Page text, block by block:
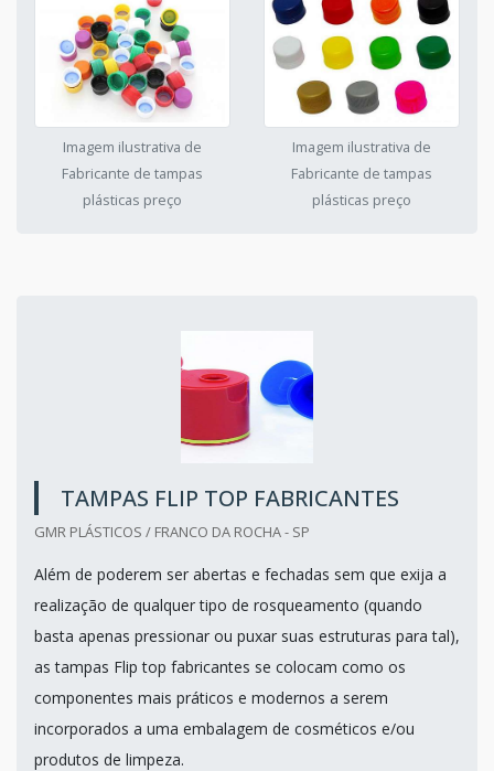
Imagem ilustrativa de
Fabricante de tampas
plásticas preço
Imagem ilustrativa de
Fabricante de tampas
plásticas preço
TAMPAS FLIP TOP FABRICANTES
GMR PLÁSTICOS / FRANCO DA ROCHA - SP
Além de poderem ser abertas e fechadas sem que exija a
realização de qualquer tipo de rosqueamento (quando
basta apenas pressionar ou puxar suas estruturas para tal),
as tampas Flip top fabricantes se colocam como os
componentes mais práticos e modernos a serem
incorporados a uma embalagem de cosméticos e/ou
produtos de limpeza.